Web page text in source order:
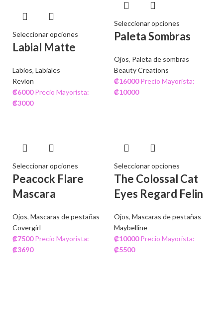
Seleccionar opciones
Labial Matte
Labios, Labiales
Revlon
₡6000 Precio Mayorista:
₡3000
Seleccionar opciones
Paleta Sombras
Ojos, Paleta de sombras
Beauty Creations
₡16000 Precio Mayorista:
₡10000
Seleccionar opciones
Peacock Flare
Mascara
Ojos, Mascaras de pestañas
Covergirl
₡7500 Precio Mayorista:
₡3690
Seleccionar opciones
The Colossal Cat
Eyes Regard Felin
Ojos, Mascaras de pestañas
Maybelline
₡10000 Precio Mayorista:
₡5500